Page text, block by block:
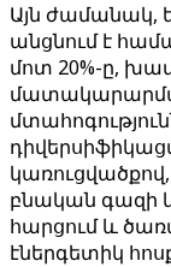
Այն ժամանակ,
անցնում է
մոտ 20%-ը,
բնական գազի
հարցում և
էներգետիկ